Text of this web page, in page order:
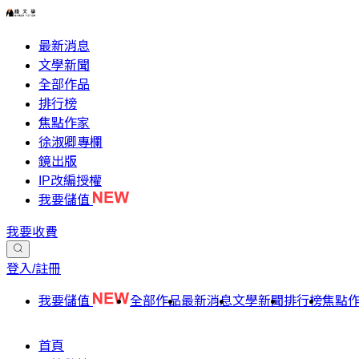
最新消息
文學新聞
全部作品
排行榜
焦點作家
徐淑卿專欄
鏡出版
IP改編授權
我要儲值
我要收費
登入/註冊
我要儲值 全部作品最新消息文學新聞排行榜焦點
首頁